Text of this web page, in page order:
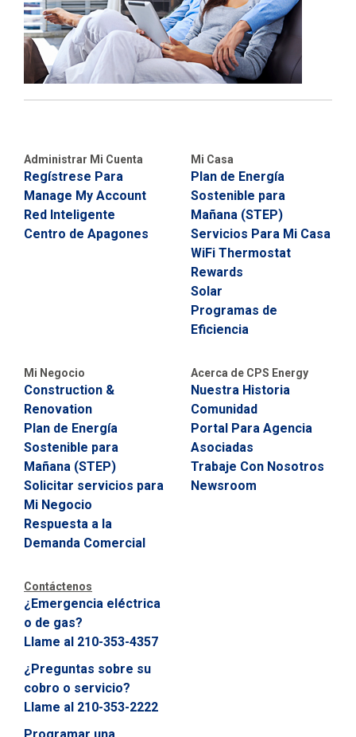
Administrar Mi Cuenta
Regístrese Para
Manage My Account
Red Inteligente
Centro de Apagones
Mi Casa
Plan de Energía
Sostenible para
Mañana (STEP)
Servicios Para Mi Casa
WiFi Thermostat
Rewards
Solar
Programas de
Eficiencia
Mi Negocio
Construction &
Renovation
Plan de Energía
Sostenible para
Mañana (STEP)
Solicitar servicios para
Mi Negocio
Respuesta a la
Demanda Comercial
Acerca de CPS Energy
Nuestra Historia
Comunidad
Portal Para Agencia
Asociadas
Trabaje Con Nosotros
Newsroom
Contáctenos
¿Emergencia eléctrica
o de gas?
Llame al 210-353-4357
¿Preguntas sobre su
cobro o servicio?
Llame al 210-353-2222